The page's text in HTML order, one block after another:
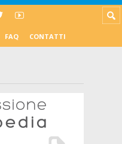
FAQ CONTATTI